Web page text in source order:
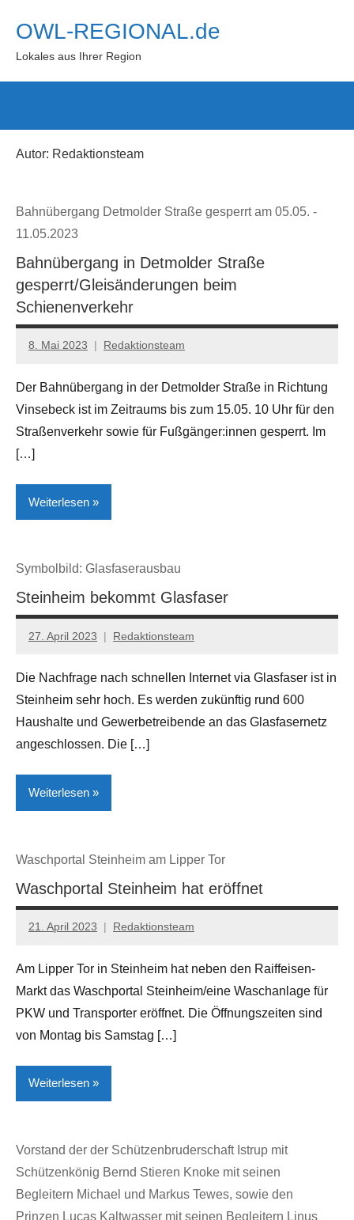
Inhalt
springen
OWL-REGIONAL.de
Lokales aus Ihrer Region
Autor: Redaktionsteam
Bahnübergang Detmolder Straße gesperrt am 05.05. -
11.05.2023
Bahnübergang in Detmolder Straße
gesperrt/Gleisänderungen beim
Schienenverkehr
8. Mai 2023 Redaktionsteam
Der Bahnübergang in der Detmolder Straße in Richtung
Vinsebeck ist im Zeitraums bis zum 15.05. 10 Uhr für den
Straßenverkehr sowie für Fußgänger:innen gesperrt. Im
[…]
Weiterlesen
Symbolbild: Glasfaserausbau
Steinheim bekommt Glasfaser
27. April 2023 Redaktionsteam
Die Nachfrage nach schnellen Internet via Glasfaser ist in
Steinheim sehr hoch. Es werden zukünftig rund 600
Haushalte und Gewerbetreibende an das Glasfasernetz
angeschlossen. Die […]
Weiterlesen
Höxter
Lokales
Waschportal Steinheim am Lipper Tor
Waschportal Steinheim hat eröffnet
21. April 2023 Redaktionsteam
Am Lipper Tor in Steinheim hat neben den Raiffeisen-
Markt das Waschportal Steinheim/eine Waschanlage für
PKW und Transporter eröffnet. Die Öffnungszeiten sind
von Montag bis Samstag […]
Weiterlesen
Höxter
Lokales
Steinheim
Vorstand der der Schützenbruderschaft Istrup mit
Schützenkönig Bernd Stieren Knoke mit seinen
Begleitern Michael und Markus Tewes, sowie den
Prinzen Lucas Kaltwasser mit seinen Begleitern Linus